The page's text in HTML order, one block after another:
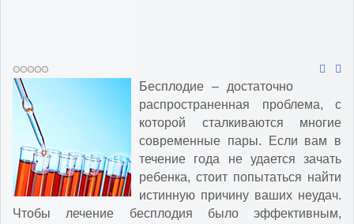
Бесплодие – достаточно
распространенная проблема, с
которой сталкиваются многие
современные пары. Если вам в
течение года не удается зачать
ребенка, стоит попытаться найти
истинную причину ваших неудач.
Чтобы лечение бесплодия было эффективным,